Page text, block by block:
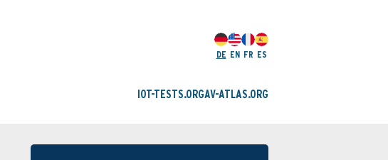
DE EN FR ES
IOT-TESTS.ORGAV-ATLAS.ORG